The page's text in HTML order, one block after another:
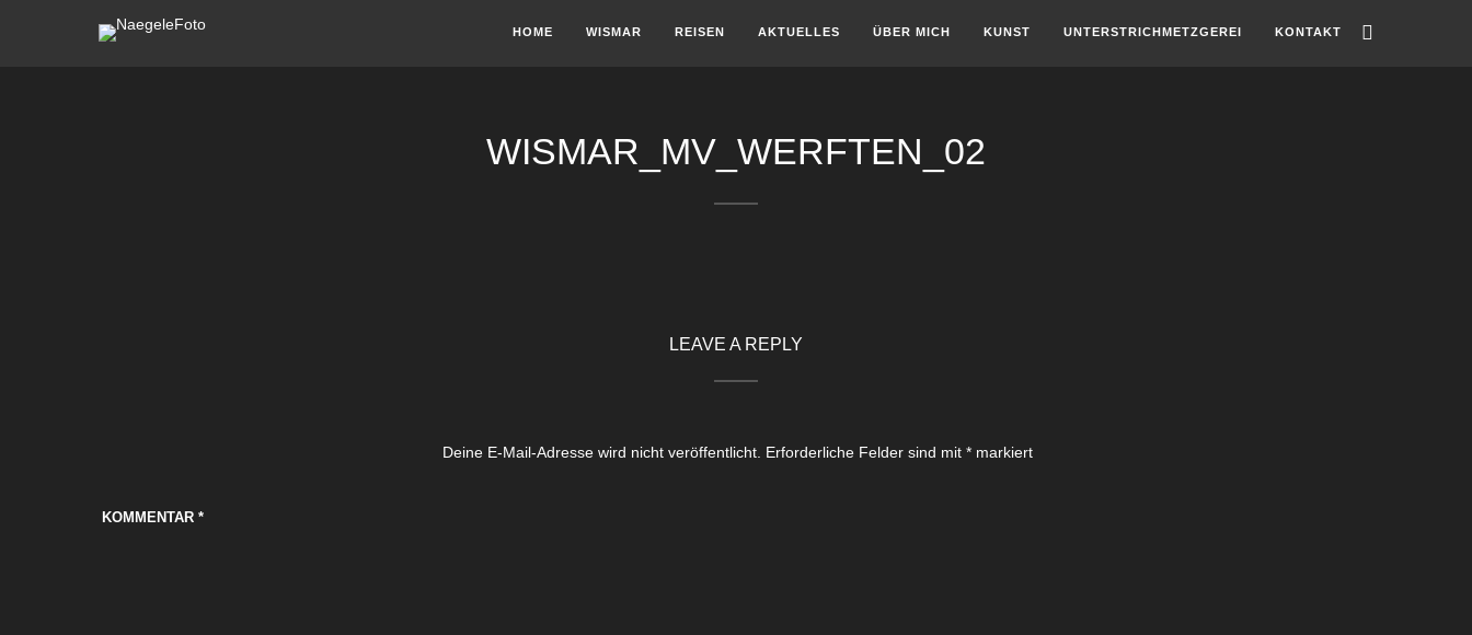
HOME WISMAR REISEN AKTUELLES ÜBER MICH KUNST UNTERSTRICHMETZGEREI KONTAKT
WISMAR_MV_WERFTEN_02
LEAVE A REPLY
Deine E-Mail-Adresse wird nicht veröffentlicht. Erforderliche Felder sind mit *markiert
KOMMENTAR *